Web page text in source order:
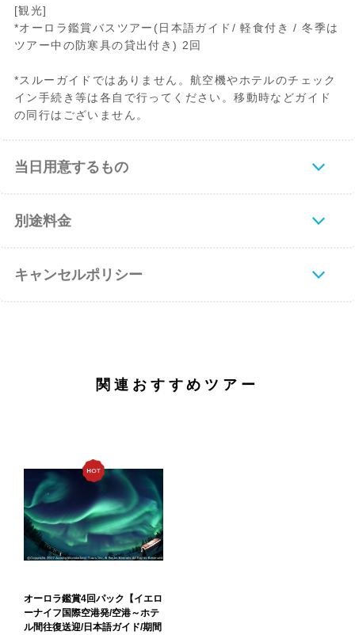
[観光]
*オーロラ鑑賞バスツアー(日本語ガイド/ 軽食付き / 冬季は
ツアー中の防寒具の貸出付き) 2回
*スルーガイドではありません。航空機やホテルのチェック
イン手続き等は各自で行ってください。移動時などガイド
の同行はございません。
当日用意するもの
別途料金
キャンセルポリシー
関連おすすめツアー
オーロラ鑑賞4回パック【イエロ
ーナイフ国際空港発/空港～ホテ
ル間往復送迎/日本語ガイド/期間